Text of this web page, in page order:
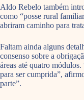
Aldo Rebelo também
como “posse rural
abriram caminho para
Faltam ainda alguns
consenso sobre a
áreas até quatro
para ser cumprida”,
parte”.